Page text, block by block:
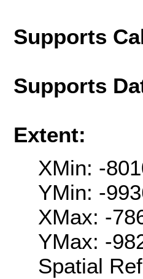
Supports
Supports
Extent:
XMin: -
YMin: -
XMax: -
YMax: -
Spatial